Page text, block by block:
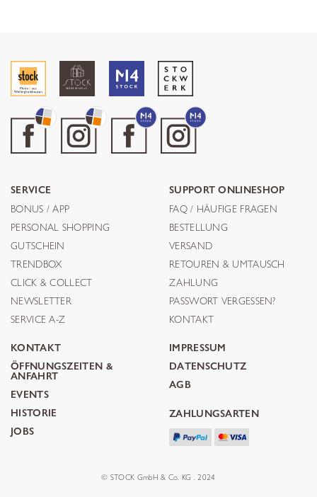
SERVICE
BONUS / APP
PERSONAL SHOPPING
GUTSCHEIN
TRENDBOX
CLICK & COLLECT
NEWSLETTER
SERVICE A-Z
SUPPORT ONLINESHOP
FAQ / HÄUFIGE FRAGEN
BESTELLUNG
VERSAND
RETOUREN & UMTAUSCH
ZAHLUNG
PASSWORT VERGESSEN?
KONTAKT
KONTAKT
ÖFFNUNGSZEITEN &
ANFAHRT
EVENTS
HISTORIE
JOBS
IMPRESSUM
DATENSCHUTZ
AGB
ZAHLUNGSARTEN
© STOCK GmbH & Co. KG . 2024